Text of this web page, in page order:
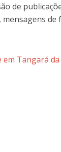
de
de
Tangará